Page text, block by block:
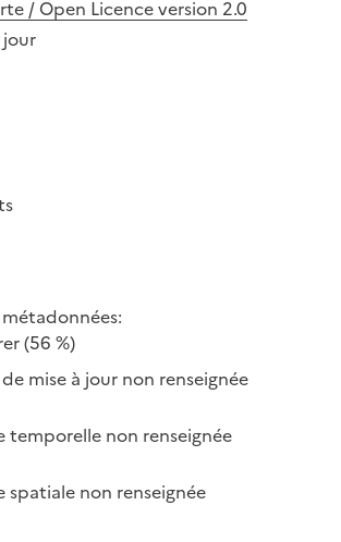
/ Open Licence version 2.0
jour
(56 %)
mise à jour non renseignée
temporelle non renseignée
spatiale non renseignée